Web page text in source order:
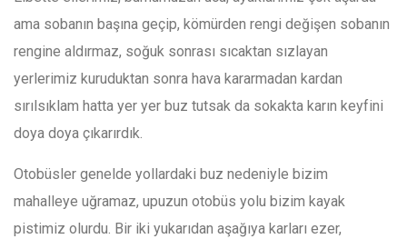
ama sobanın başına geçip, kömürden rengi değişen sobanın
rengine aldırmaz, soğuk sonrası sıcaktan sızlayan
yerlerimiz kuruduktan sonra hava kararmadan kardan
sırılsıklam hatta yer yer buz tutsak da sokakta karın keyfini
doya doya çıkarırdık.
Otobüsler genelde yollardaki buz nedeniyle bizim
mahalleye uğramaz, upuzun otobüs yolu bizim kayak
pistimiz olurdu. Bir iki yukarıdan aşağıya karları ezer,